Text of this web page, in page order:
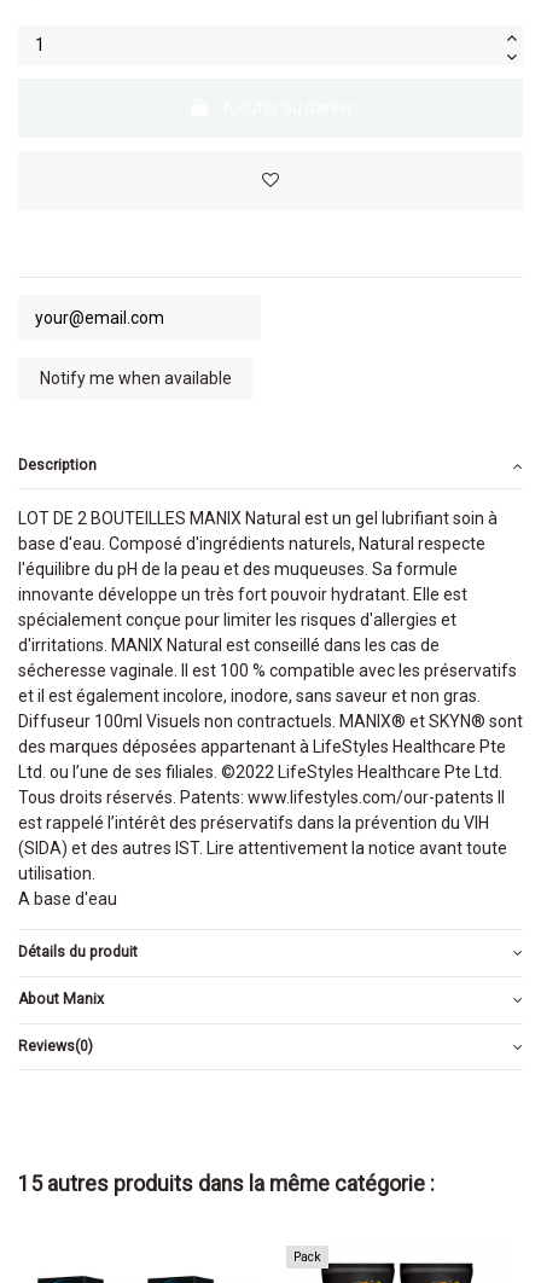
Description
LOT DE 2 BOUTEILLES MANIX Natural est un gel lubrifiant soin à
base d'eau. Composé d'ingrédients naturels, Natural respecte
l'équilibre du pH de la peau et des muqueuses. Sa formule
innovante développe un très fort pouvoir hydratant. Elle est
spécialement conçue pour limiter les risques d'allergies et
d'irritations. MANIX Natural est conseillé dans les cas de
sécheresse vaginale. Il est 100 % compatible avec les préservatifs
et il est également incolore, inodore, sans saveur et non gras.
Diffuseur 100ml Visuels non contractuels. MANIX® et SKYN® sont
des marques déposées appartenant à LifeStyles Healthcare Pte
Ltd. ou l’une de ses filiales. ©2022 LifeStyles Healthcare Pte Ltd.
Tous droits réservés. Patents: www.lifestyles.com/our-patents Il
est rappelé l’intérêt des préservatifs dans la prévention du VIH
(SIDA) et des autres IST. Lire attentivement la notice avant toute
utilisation.
A base d'eau
Détails du produit
About Manix
Reviews(0)
15 autres produits dans la même catégorie :
Pack